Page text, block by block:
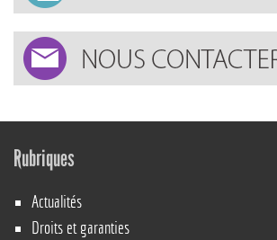
Rubriques
Actualités
Droits et garanties